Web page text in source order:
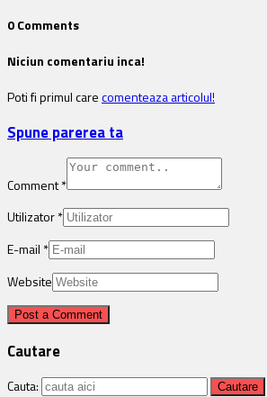
0 Comments
Niciun comentariu inca!
Poti fi primul carecomenteaza articolul!
Spune parerea ta
Comment*
Utilizator*
E-mail *
Website
Cautare
Cauta: